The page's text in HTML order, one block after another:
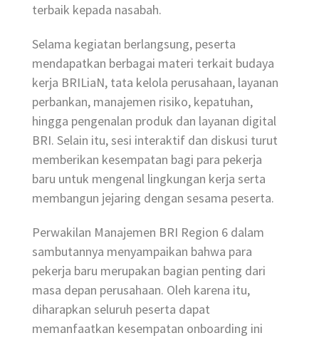
terbaik kepada nasabah.
Selama kegiatan berlangsung, peserta
mendapatkan berbagai materi terkait budaya
kerja BRILiaN, tata kelola perusahaan, layanan
perbankan, manajemen risiko, kepatuhan,
hingga pengenalan produk dan layanan digital
BRI. Selain itu, sesi interaktif dan diskusi turut
memberikan kesempatan bagi para pekerja
baru untuk mengenal lingkungan kerja serta
membangun jejaring dengan sesama peserta.
Perwakilan Manajemen BRI Region 6 dalam
sambutannya menyampaikan bahwa para
pekerja baru merupakan bagian penting dari
masa depan perusahaan. Oleh karena itu,
diharapkan seluruh peserta dapat
memanfaatkan kesempatan onboarding ini